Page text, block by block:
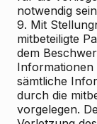
notwendig
9. Mit
mitbeteiligte
dem
Informationen
sämtliche
durch die
vorgelegen.